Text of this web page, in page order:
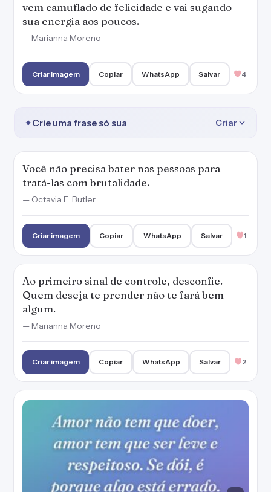
vem camuflado de felicidade e vai sugando
sua energia aos poucos.
— Marianna Moreno
Criar imagem Copiar WhatsApp Salvar 4
✦Crie uma frase só sua Criar
Você não precisa bater nas pessoas para
tratá-las com brutalidade.
— Octavia E. Butler
Criar imagem Copiar WhatsApp Salvar 1
Ao primeiro sinal de controle, desconfie.
Quem deseja te prender não te fará bem
algum.
— Marianna Moreno
Criar imagem Copiar WhatsApp Salvar 2